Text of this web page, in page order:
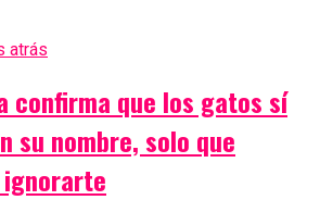
atrás
confirma que los gatos sí
su nombre, solo que